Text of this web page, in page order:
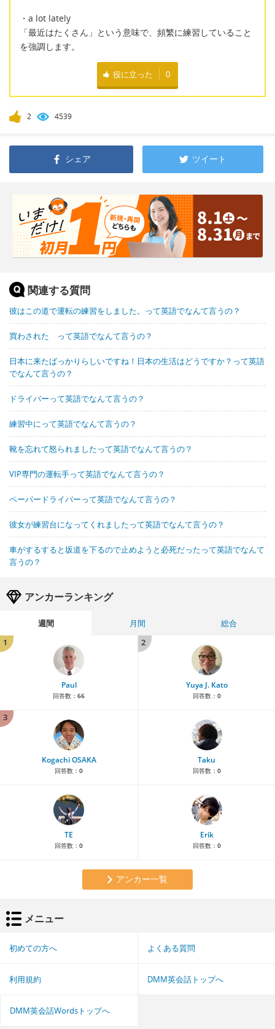
・a lot lately
「最近はたくさん」という意味で、頻繁に練習していること
を強調します。
役に立った 0
2 4539
シェア ツイート
関連する質問
彼はこの道で運転の練習をしました。って英語でなんて言うの？
買わされた って英語でなんて言うの？
日本に来たばっかりらしいですね！日本の生活はどうですか？って英語
でなんて言うの？
ドライバーって英語でなんて言うの？
練習中にって英語でなんて言うの？
靴を忘れて怒られましたって英語でなんて言うの？
VIP専門の運転手って英語でなんて言うの？
ペーパードライバーって英語でなんて言うの？
彼女が練習台になってくれましたって英語でなんて言うの？
車がするすると坂道を下るので止めようと必死だったって英語でなんて
言うの？
アンカーランキング
週間 月間
総合
1
Paul
回答数： 66
2
Yuya J. Kato
回答数： 0
3
Kogachi OSAKA
回答数： 0
Taku
回答数： 0
TE
回答数： 0
Erik
回答数： 0
アンカー一覧
メニュー
初めての方へ よくある質問
利用規約 DMM英会話トップへ
DMM英会話Wordsトップへ